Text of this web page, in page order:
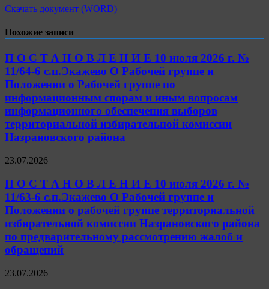
Скачать документ (WORD)
Похожие записи
П О С Т А Н О В Л Е Н И Е 10 июля 2026 г. №
11/64-6 с.п.Экажево О Рабочей группе и
Положении о Рабочей группе по
информационным спорам и иным вопросам
информационного обеспечения выборов
территориальной избирательной комиссии
Назрановского района
23.07.2026
П О С Т А Н О В Л Е Н И Е 10 июля 2026 г. №
11/63-6 с.п.Экажево О Рабочей группе и
Положении о рабочей группе территориальной
избирательной комиссии Назрановского района
по предварительному рассмотрению жалоб и
обращений
23.07.2026